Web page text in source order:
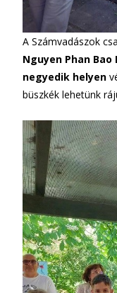
A Számvadászok
Nguyen Phan Bao
negyedik helyen
büszkék lehetünk